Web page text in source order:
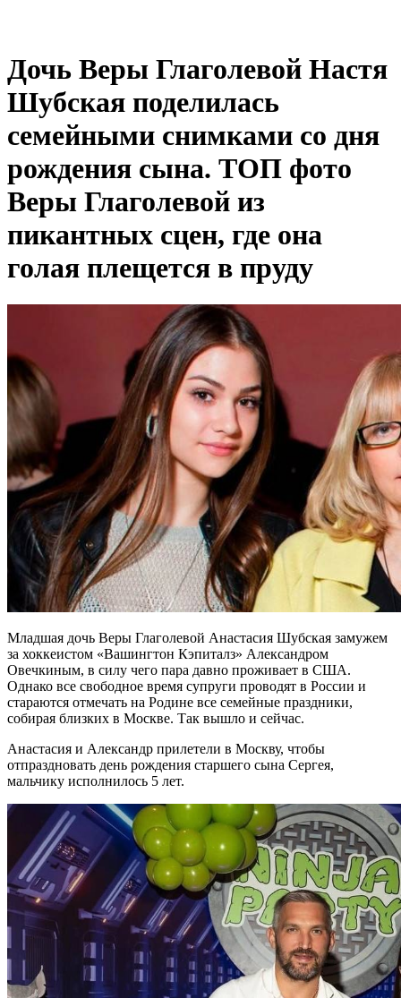
Дочь Веры Глаголевой Настя
Шубская поделилась
семейными снимками со дня
рождения сына. ТОП фото
Веры Глаголевой из
пикантных сцен, где она
голая плещется в пруду
Младшая дочь Веры Глаголевой Анастасия Шубская замужем
за хоккеистом «Вашингтон Кэпиталз» Александром
Овечкиным, в силу чего пара давно проживает в США.
Однако все свободное время супруги проводят в России и
стараются отмечать на Родине все семейные праздники,
собирая близких в Москве. Так вышло и сейчас.
Анастасия и Александр прилетели в Москву, чтобы
отпраздновать день рождения старшего сына Сергея,
мальчику исполнилось 5 лет.